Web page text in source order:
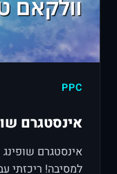
PPC
אינסטגרם
אינסטגרם
למסיבה! ריכזתי